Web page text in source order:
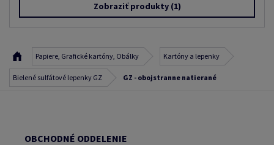
Zobraziť produkty(1)
Papiere, Grafické kartóny, Obálky Kartóny a lepenky
Bielené sulfátové lepenky GZ GZ - obojstranne natierané
OBCHODNÉ ODDELENIE